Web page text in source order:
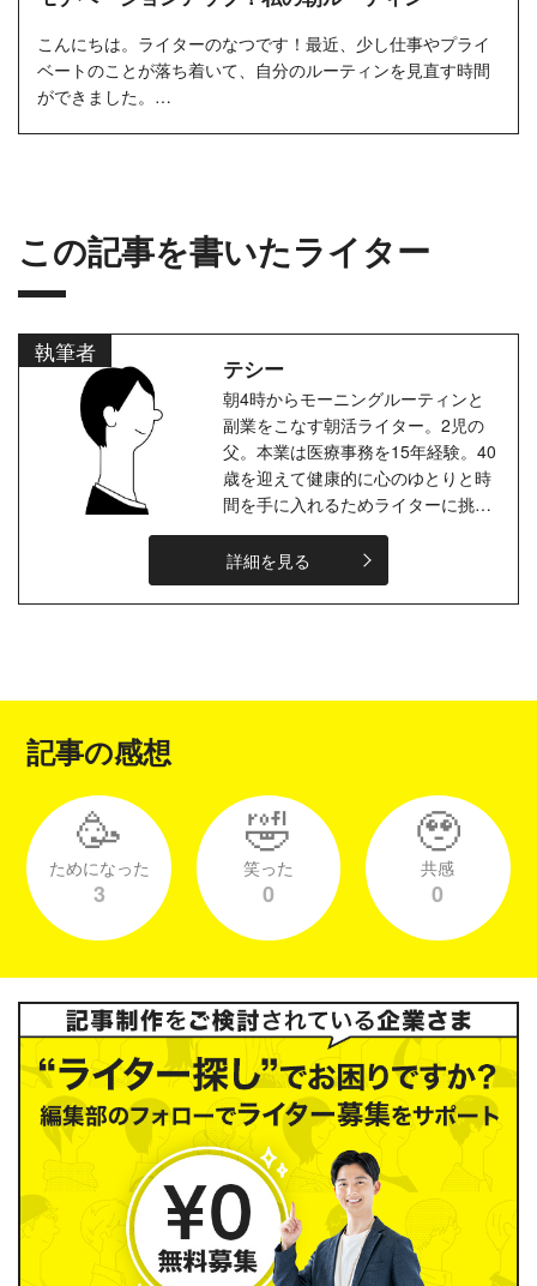
こんにちは。ライターのなつです！最近、少し仕事やプライ
ベートのことが落ち着いて、自分のルーティンを見直す時間
ができました。
この記事を書いたライター
執筆者
テシー
朝4時からモーニングルーティンと
副業をこなす朝活ライター。2児の
父。本業は医療事務を15年経験。40
歳を迎えて健康的に心のゆとりと時
間を手に入れるためライターに挑
戦！モーニングルーティンでは瞑
想、ジャーナリング、筋トレを継続
中。
『...
詳細を見る
記事の感想
🥳
ためになった
3
🤣
笑った
0
🥹
共感
0